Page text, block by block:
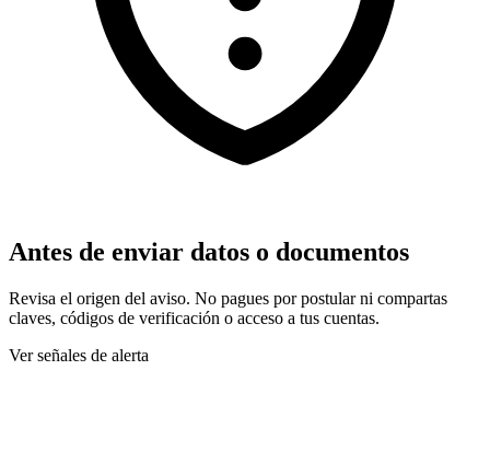
Antes de enviar datos o documentos
Revisa el origen del aviso. No pagues por postular ni compartas
claves, códigos de verificación o acceso a tus cuentas.
Ver señales de alerta